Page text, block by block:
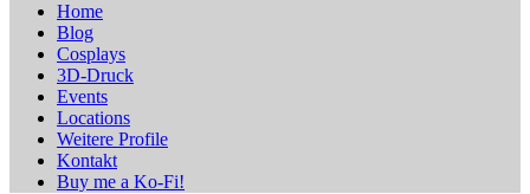
Home
Blog
Cosplays
3D-Druck
Events
Locations
Weitere Profile
Kontakt
Buy me a Ko-Fi!